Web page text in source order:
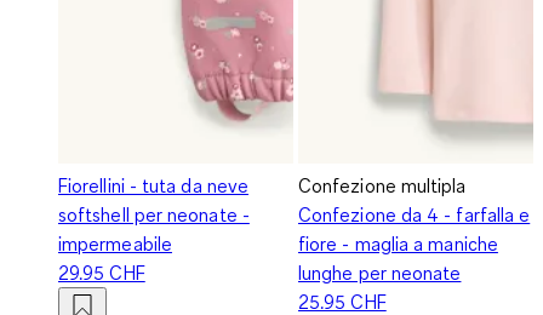
Fiorellini - tuta da neve
softshell per neonate -
impermeabile
29.95 CHF
Confezione multipla
Confezione da 4 - farfalla e
fiore - maglia a maniche
lunghe per neonate
25.95 CHF